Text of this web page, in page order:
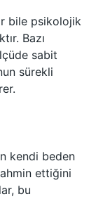
bile psikolojik
Bazı
sabit
sürekli
kendi beden
ettiğini
bu